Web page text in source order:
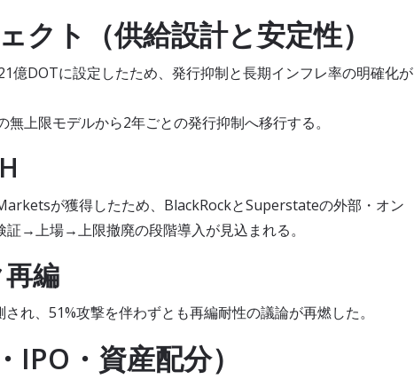
クト（供給設計と安定性）
億DOTに設定したため、発行抑制と長期インフレ率の明確化が
上限モデルから2年ごとの発行抑制へ移行する。
が獲得したため、BlackRockとSuperstateの外部・オン
→上場→上限撤廃の段階導入が見込まれる。
編
れ、51%攻撃を伴わずとも再編耐性の議論が再燃した。
IPO・資産配分）